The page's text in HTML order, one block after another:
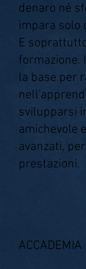
denaro né
impara solo
E
formazione.
la base per
svilupparsi
amichevole
avanzati,
prestazioni.
ACCADEMIA